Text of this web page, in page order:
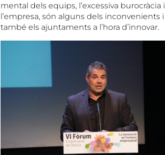
mental dels equips, l’excessiva
l’empresa, són alguns dels
també els ajuntaments a l’hora d’innovar.